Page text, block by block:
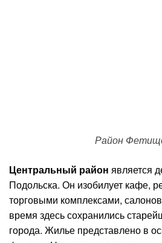
Район
Центральный район является
Подольска. Он изобилует кафе,
торговыми комплексами,
время здесь сохранились
города. Жилье представлено в